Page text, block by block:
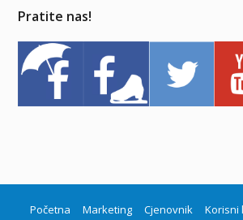
Pratite nas!
Početna Marketing Cjenovnik Korisni